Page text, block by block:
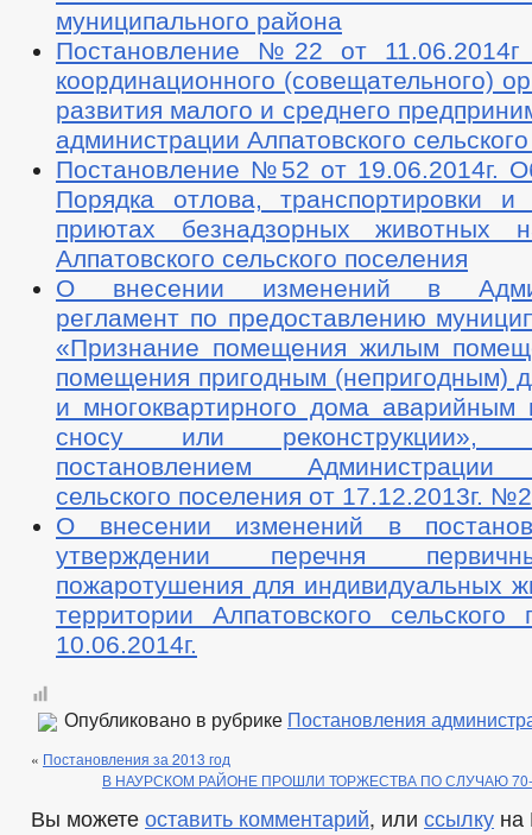
ОБРАТНАЯ СВЯЗЬ ДЛЯ СООБЩЕНИЙ О ФАКТАХ КОРРУПЦИИ
ПРАВОВЫЕ АКТЫ
УСТАВ РЕШЕНИЯ
ПРИКАЗЫ
РАСПОРЯЖЕНИЯ АДМИНИСТРАЦИИ
ПУБЛИЧНЫЕ СЛУШАНИЯ
ФЕДЕРАЛЬНЫЕ
БЮДЖЕТ
БЮДЖЕТ ПО ГОДАМ
ОТЧЕТ ОБ ИСПОЛНЕНИИ БЮДЖЕТА
МУНИЦИПАЛЬНЫЕ УСЛУГИ
МУНИЦИПАЛЬНЫЕ УСЛУГИ
ЕДИНЫЙ ПОРТАЛ ГОСУДАРСТВЕННЫХ И
ПРИЕМ ГРАЖДАН
ОБРАЩЕНИЕ К ГЛАВЕ
ИНТЕРНЕТ
ОБЗОРЫ ОБРАЩЕНИЙ ГРАЖДАН
ФОРМА
РЕГЛАМЕНТ РАССМОТРЕНИЯ ОБРАЩЕНИЙ
муниципального района
Постановление №22 от
координационного (совещательного)
развития малого и среднего
администрации Алпатовского
Постановление №52 от 19.06.2014г.
Порядка отлова, транспортировки
приютах безнадзорных животных
Алпатовского сельского поселения
О внесении изменений в
регламент по предоставлению
«Признание помещения жилым
помещения пригодным (непригодным)
и многоквартирного дома
сносу или реконструкции»,
постановлением Администрации
сельского поселения от 17.12.2013г.
О внесении изменений в
утверждении перечня
пожаротушения для индивидуальных
территории Алпатовского сельского
10.06.2014г.
Опубликовано в рубрике Постановления
« Постановления за 2013 год
В НАУРСКОМ РАЙОНЕ ПРОШЛИ ТОРЖЕСТВА ПО СЛУЧАЮ
Вы можете оставить комментарий, или ссылку на